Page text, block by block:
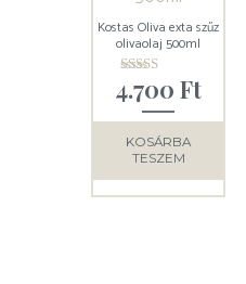
Kostas Oliva exta szűz
olivaolaj 500ml
Értékelés:
5.00
/ 5
4.700 Ft
KOSÁRBA
TESZEM